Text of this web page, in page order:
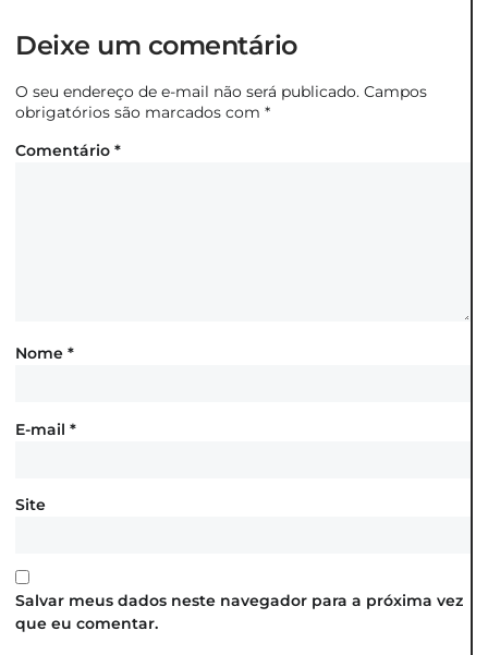
Deixe um comentário
O seu endereço de e-mail não será publicado. Campos
obrigatórios são marcados com *
Comentário *
Nome *
E-mail *
Site
Salvar meus dados neste navegador para a próxima vez
que eu comentar.